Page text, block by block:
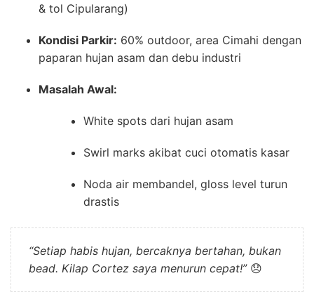
& tol Cipularang)
Kondisi Parkir: 60% outdoor, area Cimahi dengan
paparan hujan asam dan debu industri
Masalah Awal:
White spots dari hujan asam
Swirl marks akibat cuci otomatis kasar
Noda air membandel, gloss level turun
drastis
“Setiap habis hujan, bercaknya bertahan, bukan
bead. Kilap Cortez saya menurun cepat!”😞